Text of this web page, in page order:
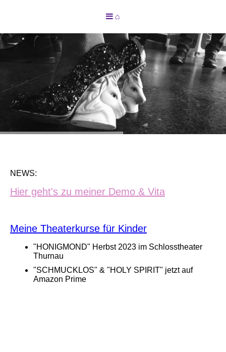
⌂
NEWS:
Hier geht's zu meiner Demo & Vita
Meine Theaterkurse für Kinder
"HONIGMOND" Herbst 2023 im Schlosstheater
Thurnau
"SCHMUCKLOS" & "HOLY SPIRIT" jetzt auf
Amazon Prime